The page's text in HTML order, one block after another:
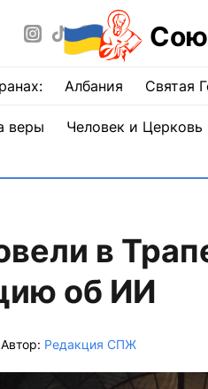
Албания Святая
веры Человек и Церковь
в
об ИИ
Автор: Редакция СПЖ